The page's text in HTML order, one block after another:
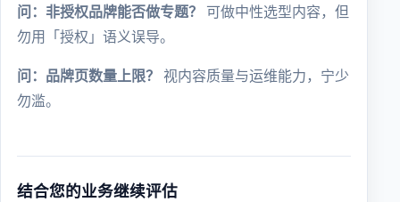
问：非授权品牌能否做专题？ 可做中性选型内容，但
勿用「授权」语义误导。
问：品牌页数量上限？ 视内容质量与运维能力，宁少
勿滥。
结合您的业务继续评估